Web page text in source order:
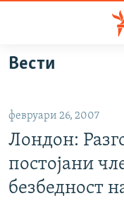
Оди
на
Оди
на
главната
навигација
Премини
на
ВИЗУЕЛНО
ВЕСТИ
ШТО ТРЕБА ДА
Вести
февруари 26, 2007
Лондон:
постојани
безбедност